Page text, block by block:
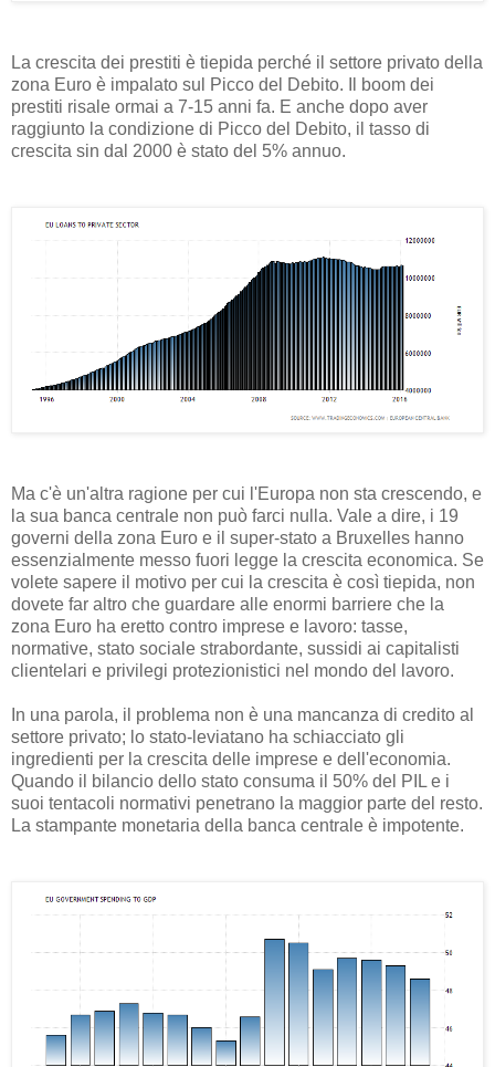
La crescita dei prestiti è tiepida perché il settore privato della
zona Euro è impalato sul Picco del Debito. Il boom dei
prestiti risale ormai a 7-15 anni fa. E anche dopo aver
raggiunto la condizione di Picco del Debito, il tasso di
crescita sin dal 2000 è stato del 5% annuo.
Ma c'è un'altra ragione per cui l'Europa non sta crescendo, e
la sua banca centrale non può farci nulla. Vale a dire, i 19
governi della zona Euro e il super-stato a Bruxelles hanno
essenzialmente messo fuori legge la crescita economica. Se
volete sapere il motivo per cui la crescita è così tiepida, non
dovete far altro che guardare alle enormi barriere che la
zona Euro ha eretto contro imprese e lavoro: tasse,
normative, stato sociale strabordante, sussidi ai capitalisti
clientelari e privilegi protezionistici nel mondo del lavoro.
In una parola, il problema non è una mancanza di credito al
settore privato; lo stato-leviatano ha schiacciato gli
ingredienti per la crescita delle imprese e dell'economia.
Quando il bilancio dello stato consuma il 50% del PIL e i
suoi tentacoli normativi penetrano la maggior parte del resto.
La stampante monetaria della banca centrale è impotente.